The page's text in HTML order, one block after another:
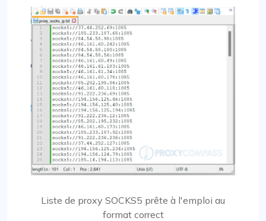
Liste de proxy SOCKS5 prête à l'emploi au
format correct